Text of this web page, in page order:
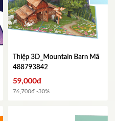
Thiệp 3D_Mountain Barn Mã
488793842
59,000đ
76,700đ -30%